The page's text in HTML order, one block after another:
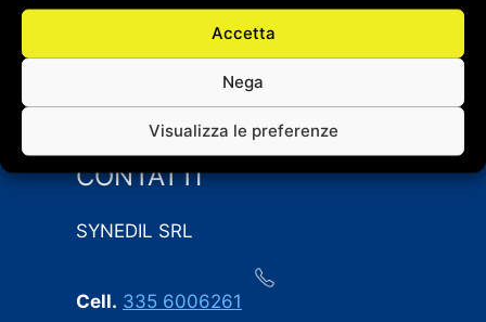
Accetta
Nega
Visualizza le preferenze
CONTATTI
SYNEDIL SRL
Cell. 335 6006261